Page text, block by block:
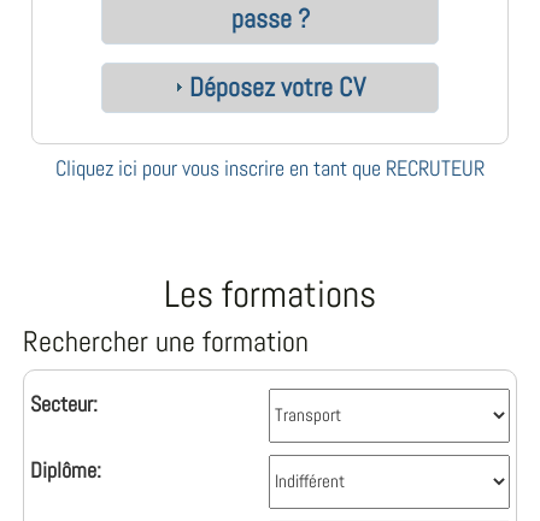
passe ?
Déposez votre CV
Cliquez ici pour vous inscrire en tant que RECRUTEUR
Les formations
Rechercher une formation
Secteur:
Diplôme: